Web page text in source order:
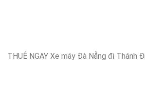
THUÊ NGAY Xe máy Đà Nẵng đi Thánh